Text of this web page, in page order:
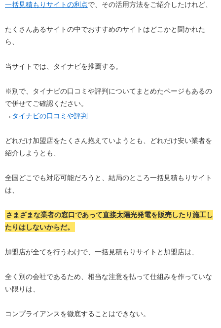
一括見積もりサイトの利点で、その活用方法をご紹介したけれど、
たくさんあるサイトの中でおすすめのサイトはどこかと聞かれた
ら、
当サイトでは、タイナビを推薦する。
※別で、タイナビの口コミや評判についてまとめたページもあるの
で併せてご確認ください。
→ タイナビの口コミや評判
どれだけ加盟店をたくさん抱えていようとも、どれだけ安い業者を
紹介しようとも、
全国どこでも対応可能だろうと、結局のところ一括見積もりサイト
は、
さまざまな業者の窓口であって直接太陽光発電を販売したり施工し
たりはしないからだ。
加盟店が全てを行うわけで、一括見積もりサイトと加盟店は、
全く別の会社であるため、相当な注意を払って仕組みを作っていな
い限りは、
コンプライアンスを徹底することはできない。